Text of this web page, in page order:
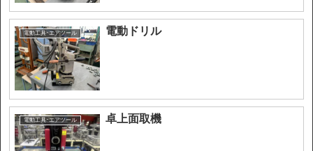
電動工具･エアツール 電動ドリル
電動工具･エアツール 卓上面取機